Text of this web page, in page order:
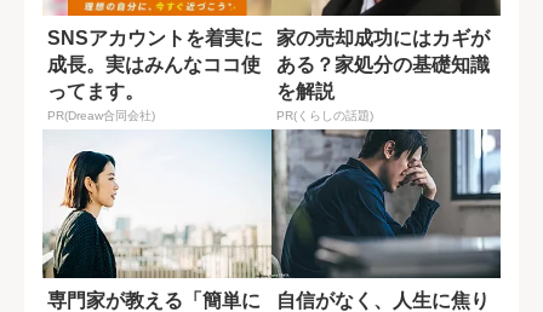
SNSアカウントを着実に
成長。実はみんなココ使
ってます。
PR(Dreaw合同会社)
家の売却成功にはカギが
ある？家処分の基礎知識
を解説
PR(くらしの話題)
専門家が教える「簡単に
自信がなく、人生に焦り